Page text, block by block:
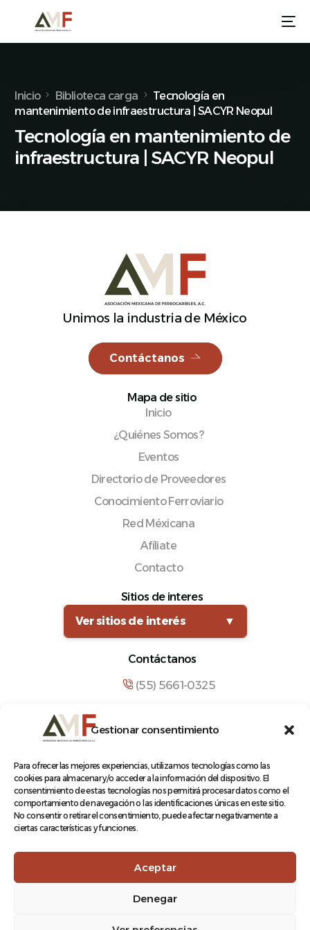
Gestionar consentimiento
Para ofrecer las mejores experiencias, utilizamos tecnologías como las
cookies para almacenar y/o acceder a la información del dispositivo. El
consentimiento de estas tecnologías nos permitirá procesar datos como el
comportamiento de navegación o las identificaciones únicas en este sitio.
No consentir o retirar el consentimiento, puede afectar negativamente a
ciertas características y funciones.
Aceptar
Denegar
Inicio Biblioteca carga
Tecnología en
mantenimiento de infraestructura | SACYR Neopul
Tecnología en mantenimiento de
infraestructura | SACYR Neopul
Unimos la industria de México
Contáctanos
Mapa de sitio
Inicio
¿Quiénes Somos?
Eventos
Directorio de Proveedores
Conocimiento Ferroviario
Red Méxicana
Afíliate
Contacto
Sitios de interes
Ver sitios de interés
▼
Contáctanos
(55) 5661-0325
Manuel María Contreras 133, Cuauhtémoc,